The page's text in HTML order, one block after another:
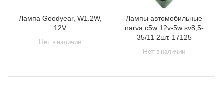
Лампа Goodyear, W1.2W,
12V
Нет в наличии
Лампы автомобильные
narva c5w 12v-5w sv8,5-
35/11 2шт. 17125
Нет в наличии